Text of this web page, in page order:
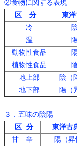
②食物に関する表現
区 分
東洋
冷
温
動物性食品
植物性食品
地上部
陰（
地下部
陽（
３．五味の陰陽
区 分
東洋古
甘 辛
陽（昇